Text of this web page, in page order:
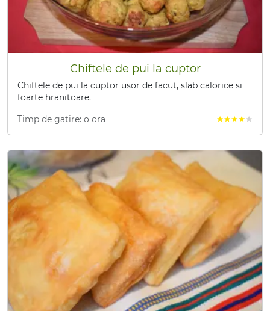
Chiftele de pui la cuptor
Chiftele de pui la cuptor usor de facut, slab calorice si
foarte hranitoare.
Timp de gatire: o ora
starstarstarstar star